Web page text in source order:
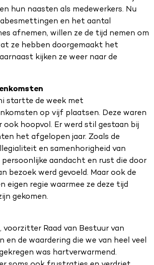
hun naasten als medewerkers. Nu
en het aantal
afnemen, willen ze de tijd nemen om
ze hebben doorgemaakt het
kijken ze weer naar de
startte de week met
op vijf plaatsen. Deze waren
ook hoopvol. Er werd stil gestaan bij
het afgelopen jaar. Zoals de
en samenhorigheid van
persoonlijke aandacht en rust die door
bezoek werd gevoeld. Maar ook de
eigen regie waarmee ze deze tijd
gekomen.
voorzitter Raad van Bestuur van
en de waardering die we van heel veel
was hartverwarmend.